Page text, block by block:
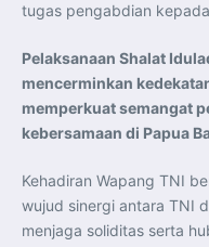
tugas pengabdian
Pelaksanaan Shalat
mencerminkan
memperkuat semangat
kebersamaan di Papua
Kehadiran Wapang TNI
wujud sinergi antara TNI
menjaga soliditas serta